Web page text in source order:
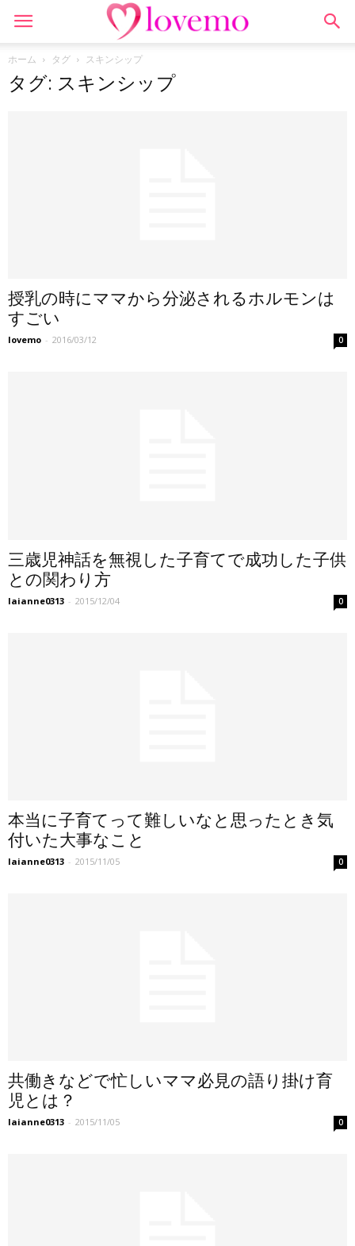
ホーム タグ スキンシップ
タグ: スキンシップ
授乳の時にママから分泌されるホルモンは
すごい
lovemo - 2016/03/12 0
三歳児神話を無視した子育てで成功した子供
との関わり方
laianne0313 - 2015/12/04 0
本当に子育てって難しいなと思ったとき気
付いた大事なこと
laianne0313 - 2015/11/05 0
共働きなどで忙しいママ必見の語り掛け育
児とは？
laianne0313 - 2015/11/05 0